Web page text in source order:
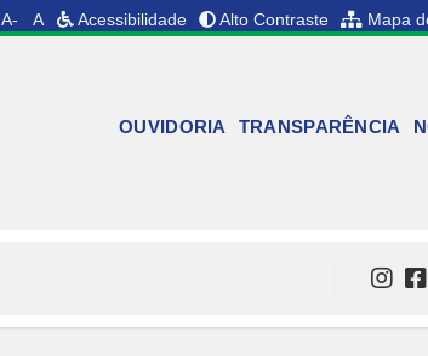
A- A Acessibilidade Alto Contraste Mapa
OUVIDORIA TRANSPARÊNCIA